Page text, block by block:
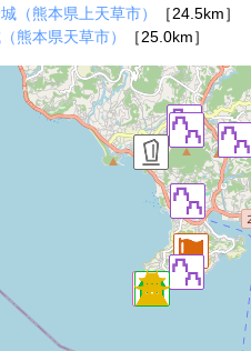
（熊本県上天草市）
［24.5km］
熊本県天草市）
［25.0km］